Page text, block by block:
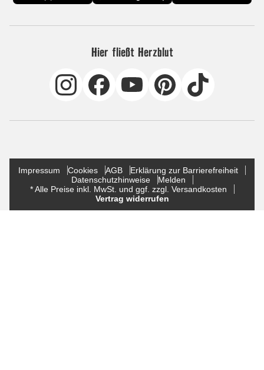
Hier fließt Herzblut
Impressum Cookies AGB
Erklärung zur Barrierefreiheit
Datenschutzhinweise
Melden
* Alle Preise inkl. MwSt. und ggf. zzgl. Versandkosten
Vertrag widerrufen